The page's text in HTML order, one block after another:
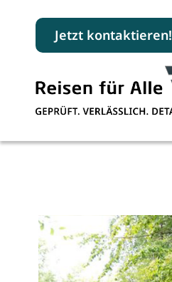
Jetzt kontaktieren!